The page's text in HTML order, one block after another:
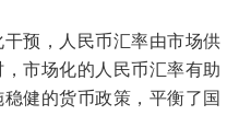
预，人民币汇率由市场供
市场化的人民币汇率有助
健的货币政策，平衡了国